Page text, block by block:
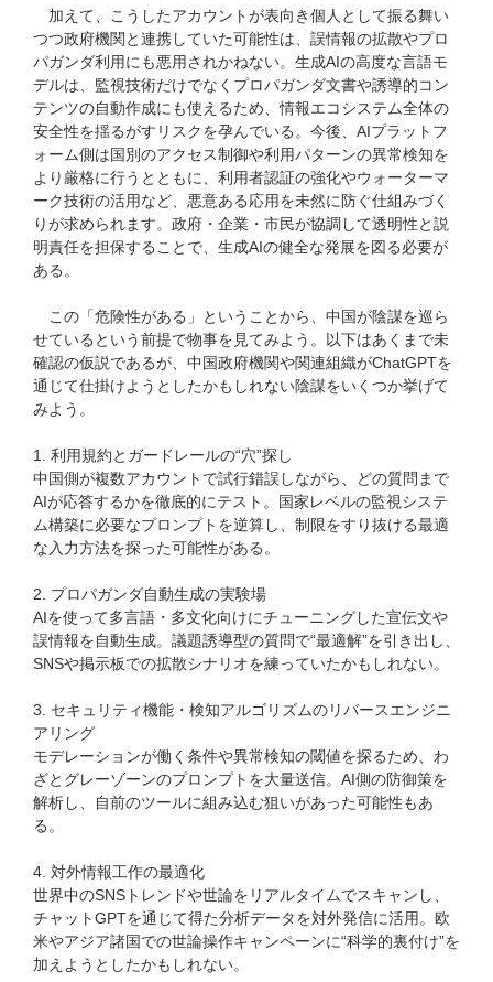
加えて、こうしたアカウントが表向き個人として振る舞い
つつ政府機関と連携していた可能性は、誤情報の拡散やプロ
パガンダ利用にも悪用されかねない。生成AIの高度な言語モ
デルは、監視技術だけでなくプロパガンダ文書や誘導的コン
テンツの自動作成にも使えるため、情報エコシステム全体の
安全性を揺るがすリスクを孕んでいる。今後、AIプラットフ
ォーム側は国別のアクセス制御や利用パターンの異常検知を
より厳格に行うとともに、利用者認証の強化やウォーターマ
ーク技術の活用など、悪意ある応用を未然に防ぐ仕組みづく
りが求められます。政府・企業・市民が協調して透明性と説
明責任を担保することで、生成AIの健全な発展を図る必要が
ある。
この「危険性がある」ということから、中国が陰謀を巡ら
せているという前提で物事を見てみよう。以下はあくまで未
確認の仮説であるが、中国政府機関や関連組織がChatGPTを
通じて仕掛けようとしたかもしれない陰謀をいくつか挙げて
みよう。
1. 利用規約とガードレールの“穴”探し
中国側が複数アカウントで試行錯誤しながら、どの質問まで
AIが応答するかを徹底的にテスト。国家レベルの監視システ
ム構築に必要なプロンプトを逆算し、制限をすり抜ける最適
な入力方法を探った可能性がある。
2. プロパガンダ自動生成の実験場
AIを使って多言語・多文化向けにチューニングした宣伝文や
誤情報を自動生成。議題誘導型の質問で“最適解”を引き出し、
SNSや掲示板での拡散シナリオを練っていたかもしれない。
3. セキュリティ機能・検知アルゴリズムのリバースエンジニ
アリング
モデレーションが働く条件や異常検知の閾値を探るため、わ
ざとグレーゾーンのプロンプトを大量送信。AI側の防御策を
解析し、自前のツールに組み込む狙いがあった可能性もあ
る。
4. 対外情報工作の最適化
世界中のSNSトレンドや世論をリアルタイムでスキャンし、
チャットGPTを通じて得た分析データを対外発信に活用。欧
米やアジア諸国での世論操作キャンペーンに“科学的裏付け”を
加えようとしたかもしれない。